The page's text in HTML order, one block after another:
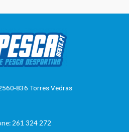
836 Torres Vedras
261 324 272